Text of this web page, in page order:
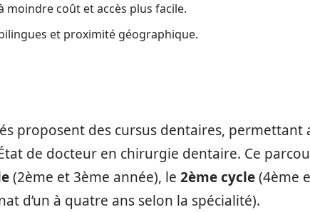
moindre coût et accès plus facile.
et proximité géographique.
proposent des cursus dentaires, permettant
de docteur en chirurgie dentaire. Ce
(2ème et 3ème année), le 2ème cycle(4ème
d’un à quatre ans selon la spécialité).